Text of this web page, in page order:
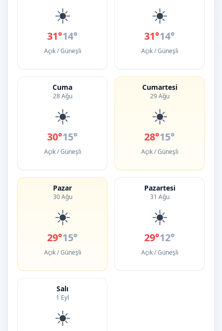
☀️
31°14°
Açık / Güneşli
☀️
31°14°
Açık / Güneşli
Cuma
28 Ağu
☀️
30°15°
Açık / Güneşli
Cumartesi
29 Ağu
☀️
28°15°
Açık / Güneşli
Pazar
30 Ağu
☀️
29°15°
Açık / Güneşli
Pazartesi
31 Ağu
☀️
29°12°
Açık / Güneşli
Salı
1 Eyl
☀️